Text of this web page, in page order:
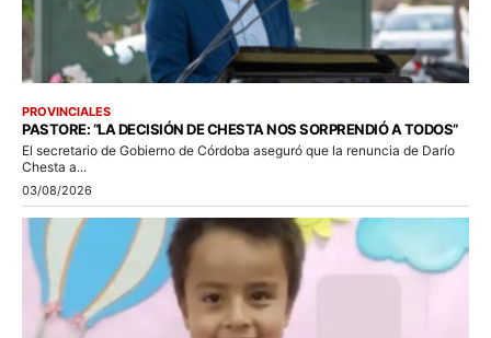
PROVINCIALES
PASTORE: “LA DECISIÓN DE CHESTA NOS SORPRENDIÓ A TODOS”
El secretario de Gobierno de Córdoba aseguró que la renuncia de Darío
Chesta a...
03/08/2026